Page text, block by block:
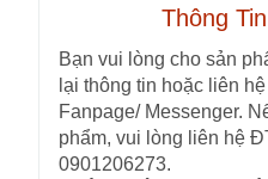
Thông
Bạn vui lòng cho sản
lại thông tin hoặc liên
Fanpage/ Messenger.
phẩm, vui lòng liên hệ
0901206273.